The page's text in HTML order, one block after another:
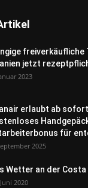
freiverkäufliche
jetzt
2023
erlaubt ab
für
2025
Wetter an der Costa
2020